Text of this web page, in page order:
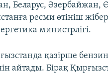
Беларус, Әзербайжан,
ресми өтініш
министрлігі.
қазірше
айтады. Бірақ